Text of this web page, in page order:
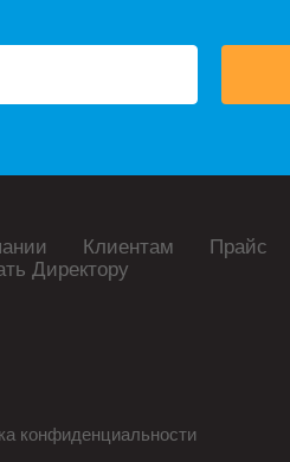
Клиентам Прайс
Директору
конфиденциальности